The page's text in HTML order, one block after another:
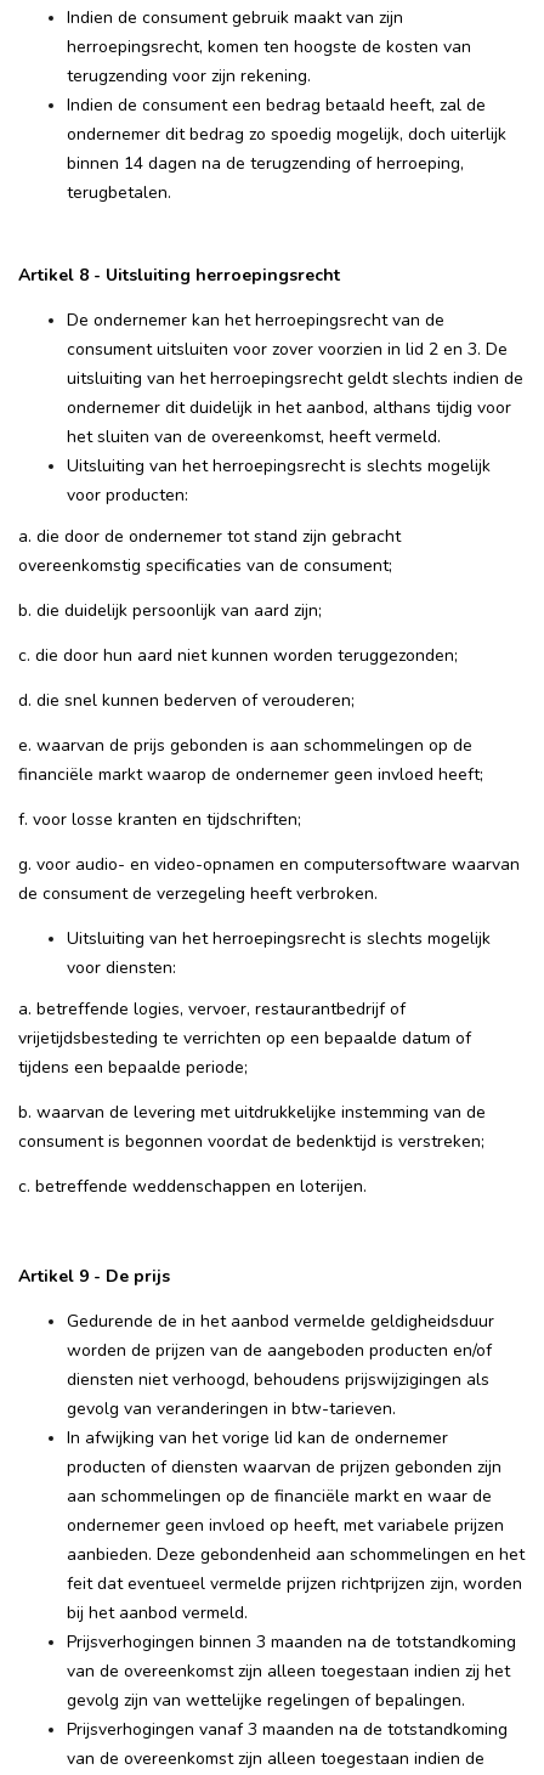
Indien de consument gebruik maakt van zijn
herroepingsrecht, komen ten hoogste de kosten van
terugzending voor zijn rekening.
Indien de consument een bedrag betaald heeft, zal de
ondernemer dit bedrag zo spoedig mogelijk, doch uiterlijk
binnen 14 dagen na de terugzending of herroeping,
terugbetalen.
Artikel 8 - Uitsluiting herroepingsrecht
De ondernemer kan het herroepingsrecht van de
consument uitsluiten voor zover voorzien in lid 2 en 3. De
uitsluiting van het herroepingsrecht geldt slechts indien de
ondernemer dit duidelijk in het aanbod, althans tijdig voor
het sluiten van de overeenkomst, heeft vermeld.
Uitsluiting van het herroepingsrecht is slechts mogelijk
voor producten:
a. die door de ondernemer tot stand zijn gebracht
overeenkomstig specificaties van de consument;
b. die duidelijk persoonlijk van aard zijn;
c. die door hun aard niet kunnen worden teruggezonden;
d. die snel kunnen bederven of verouderen;
e. waarvan de prijs gebonden is aan schommelingen op de
financiële markt waarop de ondernemer geen invloed heeft;
f. voor losse kranten en tijdschriften;
g. voor audio- en video-opnamen en computersoftware waarvan
de consument de verzegeling heeft verbroken.
Uitsluiting van het herroepingsrecht is slechts mogelijk
voor diensten:
a. betreffende logies, vervoer, restaurantbedrijf of
vrijetijdsbesteding te verrichten op een bepaalde datum of
tijdens een bepaalde periode;
b. waarvan de levering met uitdrukkelijke instemming van de
consument is begonnen voordat de bedenktijd is verstreken;
c. betreffende weddenschappen en loterijen.
Artikel 9 - De prijs
Gedurende de in het aanbod vermelde geldigheidsduur
worden de prijzen van de aangeboden producten en/of
diensten niet verhoogd, behoudens prijswijzigingen als
gevolg van veranderingen in btw-tarieven.
In afwijking van het vorige lid kan de ondernemer
producten of diensten waarvan de prijzen gebonden zijn
aan schommelingen op de financiële markt en waar de
ondernemer geen invloed op heeft, met variabele prijzen
aanbieden. Deze gebondenheid aan schommelingen en het
feit dat eventueel vermelde prijzen richtprijzen zijn, worden
bij het aanbod vermeld.
Prijsverhogingen binnen 3 maanden na de totstandkoming
van de overeenkomst zijn alleen toegestaan indien zij het
gevolg zijn van wettelijke regelingen of bepalingen.
Prijsverhogingen vanaf 3 maanden na de totstandkoming
van de overeenkomst zijn alleen toegestaan indien de